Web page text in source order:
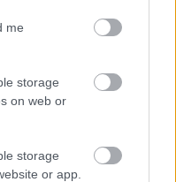
me
storage
on web or
storage
or app.
sok elvárás is
a
ez pedig, mint
hatott az alkotókra,
indulatoknak egy